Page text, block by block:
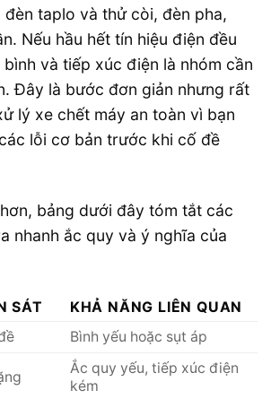
đèn taplo và thử còi, đèn pha,
Nếu hầu hết tín hiệu điện đều
và tiếp xúc điện là nhóm cần
Đây là bước đơn giản nhưng rất
lý xe chết máy an toàn vì bạn
lỗi cơ bản trước khi cố đề
bảng dưới đây tóm tắt các
nhanh ắc quy và ý nghĩa của
SÁT
KHẢ NĂNG LIÊN QUAN
Bình yếu hoặc sụt áp
Ắc quy yếu, tiếp xúc điện
kém